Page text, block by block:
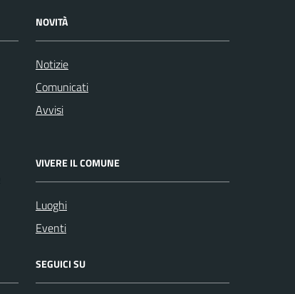
NOVITÀ
Notizie
Comunicati
Avvisi
VIVERE IL COMUNE
Luoghi
Eventi
SEGUICI SU